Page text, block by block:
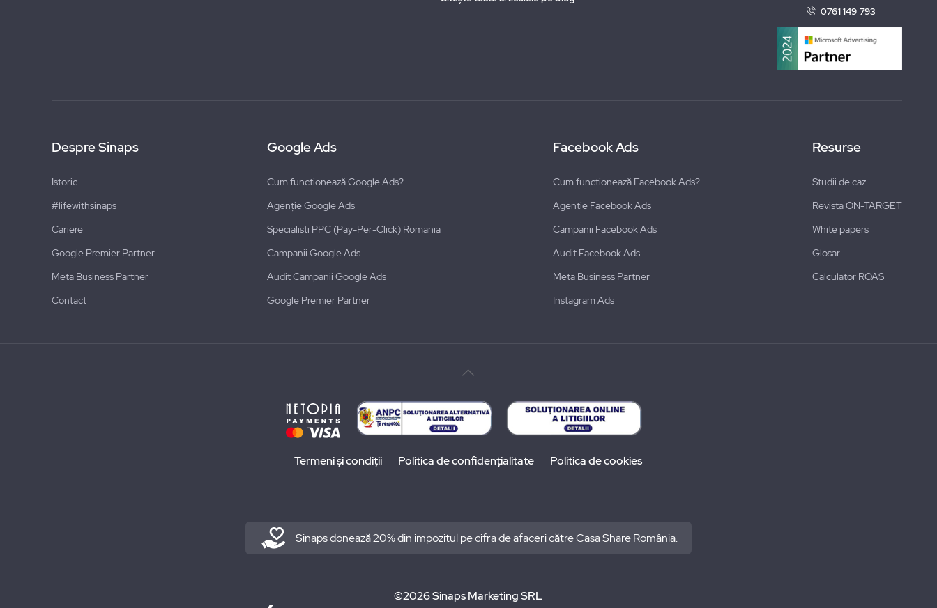
0761 149 793
Despre Sinaps
Istoric
#lifewithsinaps
Cariere
Google Premier Partner
Meta Business Partner
Contact
Google Ads
Cum functionează Google Ads?
Agenție Google Ads
Specialisti PPC (Pay-Per-Click) Romania
Campanii Google Ads
Audit Campanii Google Ads
Google Premier Partner
Facebook Ads
Cum functionează Facebook Ads?
Agentie Facebook Ads
Campanii Facebook Ads
Audit Facebook Ads
Meta Business Partner
Instagram Ads
Resurse
Studii de caz
Revista ON-TARGET
White papers
Glosar
Calculator ROAS
Termeni și condiții Politica de confidențialitate Politica de cookies
Sinaps donează 20% din impozitul pe cifra de afaceri către Casa Share România.
©2026 Sinaps Marketing SRL